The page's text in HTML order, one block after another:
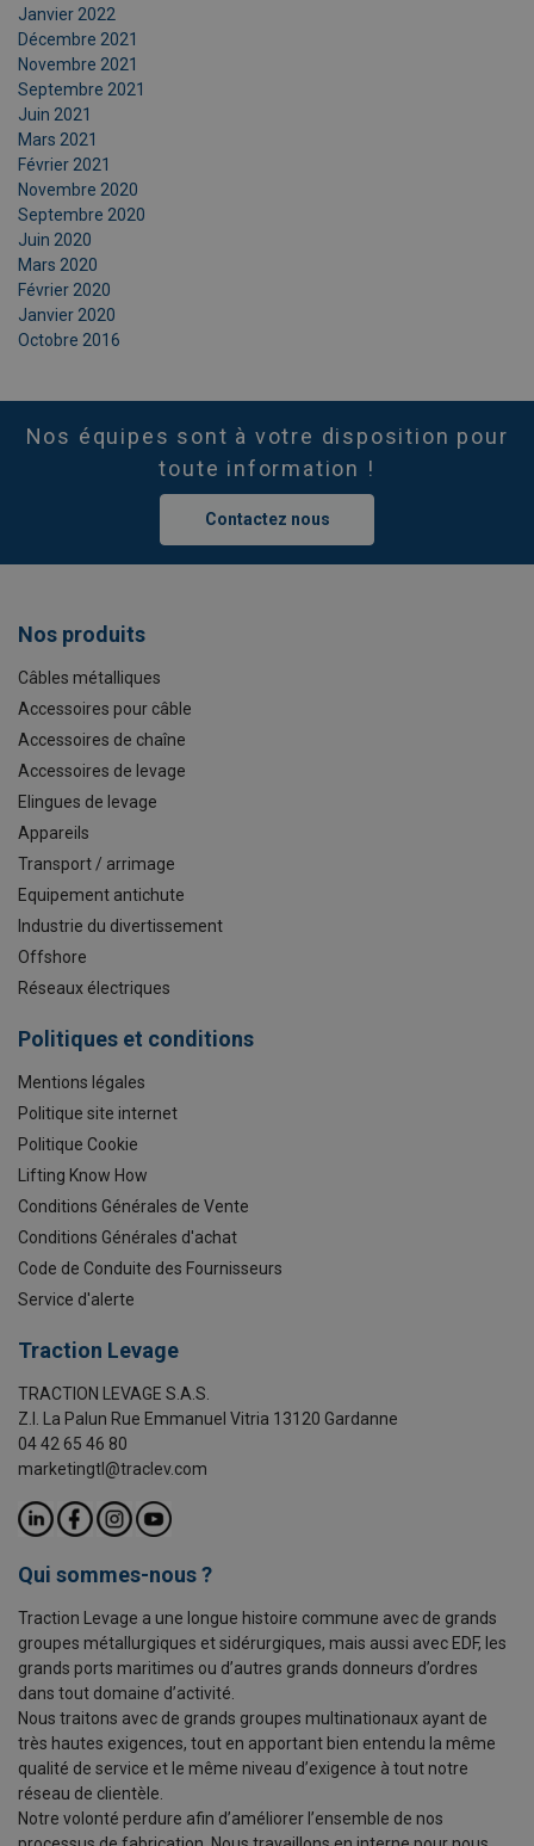
Janvier 2022
Décembre 2021
Novembre 2021
Septembre 2021
Juin 2021
Mars 2021
Février 2021
Novembre 2020
Septembre 2020
Juin 2020
Mars 2020
Février 2020
Janvier 2020
Octobre 2016
Nos équipes sont à votre disposition pour
toute information !
Contactez nous
Nos produits
Câbles métalliques
Accessoires pour câble
Accessoires de chaîne
Accessoires de levage
Elingues de levage
Appareils
Transport / arrimage
Equipement antichute
Industrie du divertissement
Offshore
Réseaux électriques
Politiques et conditions
Mentions légales
Politique site internet
Politique Cookie
Lifting Know How
Conditions Générales de Vente
Conditions Générales d'achat
Code de Conduite des Fournisseurs
Service d'alerte
Traction Levage
TRACTION LEVAGE S.A.S.
Z.I. La Palun Rue Emmanuel Vitria 13120 Gardanne
04 42 65 46 80
marketingtl@traclev.com
Qui sommes-nous ?
Traction Levage a une longue histoire commune avec de grands
groupes métallurgiques et sidérurgiques, mais aussi avec EDF, les
grands ports maritimes ou d’autres grands donneurs d’ordres
dans tout domaine d’activité.
Nous traitons avec de grands groupes multinationaux ayant de
très hautes exigences, tout en apportant bien entendu la même
qualité de service et le même niveau d’exigence à tout notre
réseau de clientèle.
Notre volonté perdure afin d’améliorer l’ensemble de nos